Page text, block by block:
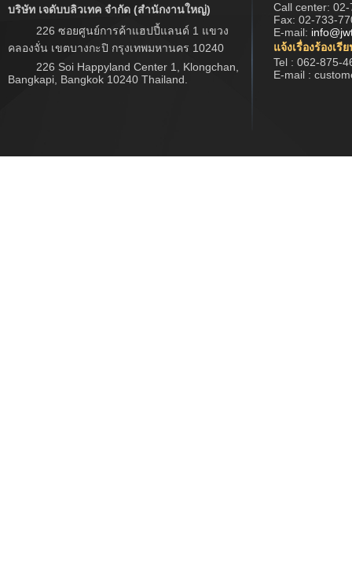
บริษัท เจดับบลิวเทค จำกัด (สำนักงานใหญ่)
226 ซอยศูนย์การค้าแฮปปี้แลนด์ 1 แขวง
คลองจั่น เขตบางกะปิ กรุงเทพมหานคร 10240
226 Soi Happyland Center 1, Klongchan,
Bangkapi, Bangkok 10240 Thailand.
Call center: 02-
Fax: 02-733-
E-mail:
แจ้งเรื่องร้องเรี
Tel : 062-875-
E-mail :